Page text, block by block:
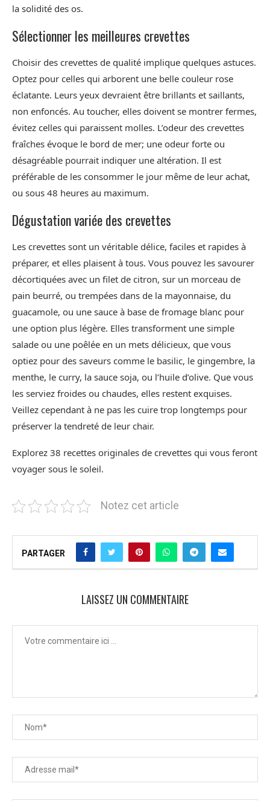
la solidité des os.
Sélectionner les meilleures crevettes
Choisir des crevettes de qualité implique quelques astuces.
Optez pour celles qui arborent une belle couleur rose
éclatante. Leurs yeux devraient être brillants et saillants,
non enfoncés. Au toucher, elles doivent se montrer fermes,
évitez celles qui paraissent molles. L’odeur des crevettes
fraîches évoque le bord de mer; une odeur forte ou
désagréable pourrait indiquer une altération. Il est
préférable de les consommer le jour même de leur achat,
ou sous 48 heures au maximum.
Dégustation variée des crevettes
Les crevettes sont un véritable délice, faciles et rapides à
préparer, et elles plaisent à tous. Vous pouvez les savourer
décortiquées avec un filet de citron, sur un morceau de
pain beurré, ou trempées dans de la mayonnaise, du
guacamole, ou une sauce à base de fromage blanc pour
une option plus légère. Elles transforment une simple
salade ou une poêlée en un mets délicieux, que vous
optiez pour des saveurs comme le basilic, le gingembre, la
menthe, le curry, la sauce soja, ou l’huile d’olive. Que vous
les serviez froides ou chaudes, elles restent exquises.
Veillez cependant à ne pas les cuire trop longtemps pour
préserver la tendreté de leur chair.
Explorez 38 recettes originales de crevettes qui vous feront
voyager sous le soleil.
Notez cet article
PARTAGER
LAISSEZ UN COMMENTAIRE